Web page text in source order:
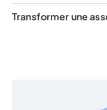
Transformer une